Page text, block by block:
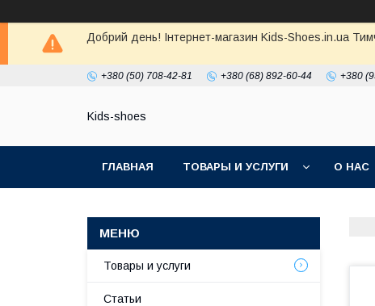
Добрий день! Інтернет-магазин Kids-Shoes.in.ua
+380 (50) 708-42-81 +380 (68) 892-60-44 +380
Kids-shoes
ГЛАВНАЯ ТОВАРЫ И УСЛУГИ О НАС
Товары и услуги
Статьи